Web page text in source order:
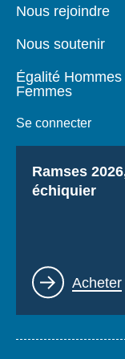
Nous rejoindre
Nous soutenir
Égalité Hommes
Femmes
Se connecter
Titre
Ramses
échiquier
Lien
Acheter